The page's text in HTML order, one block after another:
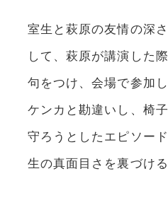
室生と萩原の友情の深
して、萩原が講演した
句をつけ、会場で参加
ケンカと勘違いし、椅
守ろうとしたエピソー
生の真面目さを裏づけ